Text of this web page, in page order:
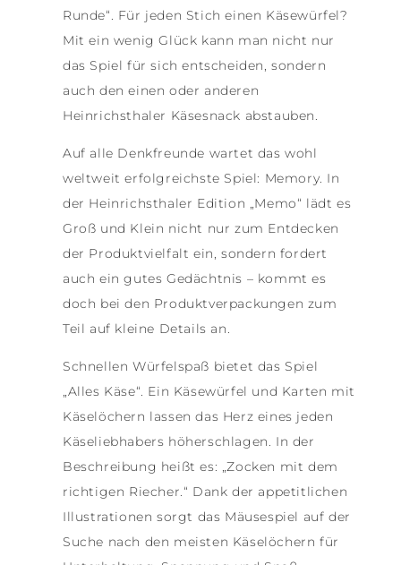
Runde“. Für jeden Stich einen Käsewürfel?
Mit ein wenig Glück kann man nicht nur
das Spiel für sich entscheiden, sondern
auch den einen oder anderen
Heinrichsthaler Käsesnack abstauben.
Auf alle Denkfreunde wartet das wohl
weltweit erfolgreichste Spiel: Memory. In
der Heinrichsthaler Edition „Memo“ lädt es
Groß und Klein nicht nur zum Entdecken
der Produktvielfalt ein, sondern fordert
auch ein gutes Gedächtnis – kommt es
doch bei den Produktverpackungen zum
Teil auf kleine Details an.
Schnellen Würfelspaß bietet das Spiel
„Alles Käse“. Ein Käsewürfel und Karten mit
Käselöchern lassen das Herz eines jeden
Käseliebhabers höherschlagen. In der
Beschreibung heißt es: „Zocken mit dem
richtigen Riecher.“ Dank der appetitlichen
Illustrationen sorgt das Mäusespiel auf der
Suche nach den meisten Käselöchern für